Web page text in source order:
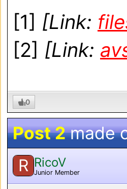
[1] [Link:
[2] [Link:
0
Post 2made
R RicoV
Junior Member